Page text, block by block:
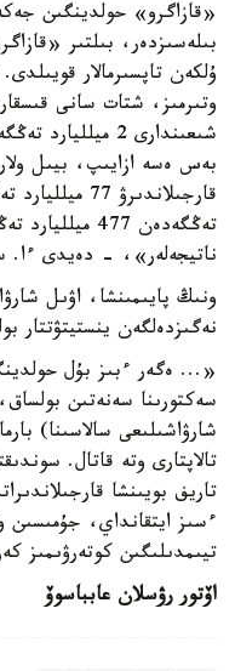
«قازاگرو» حولدينگىن
بىلەسىزدەر، بىلتىر
ۇلكەن تاپسىرمالار
وتىرمىز، شتات سانى
شىعىندارى 2
بەس ەسە ازايىپ، بيىل
تەڭگەدەن 477
ناتيجەلەر»، - دەيدى ءا.
ونىڭ پايىمىنشا، اۋىل
نەگىزدەلگەن ينستيتۋتتار
«... ەگەر ءبىز بۇل
سەكتورىنا سەنەتىن
شارۋاشىلىعى سالاسىنا)
تالاپتارى وتە قاتال.
تاريف بويىنشا
ءسىز ايتقانداي، جۇمىسىن
تيىمدىلىگىن كوتەرۋىمىز
اۆتور رۋسلان عابباسوۆ